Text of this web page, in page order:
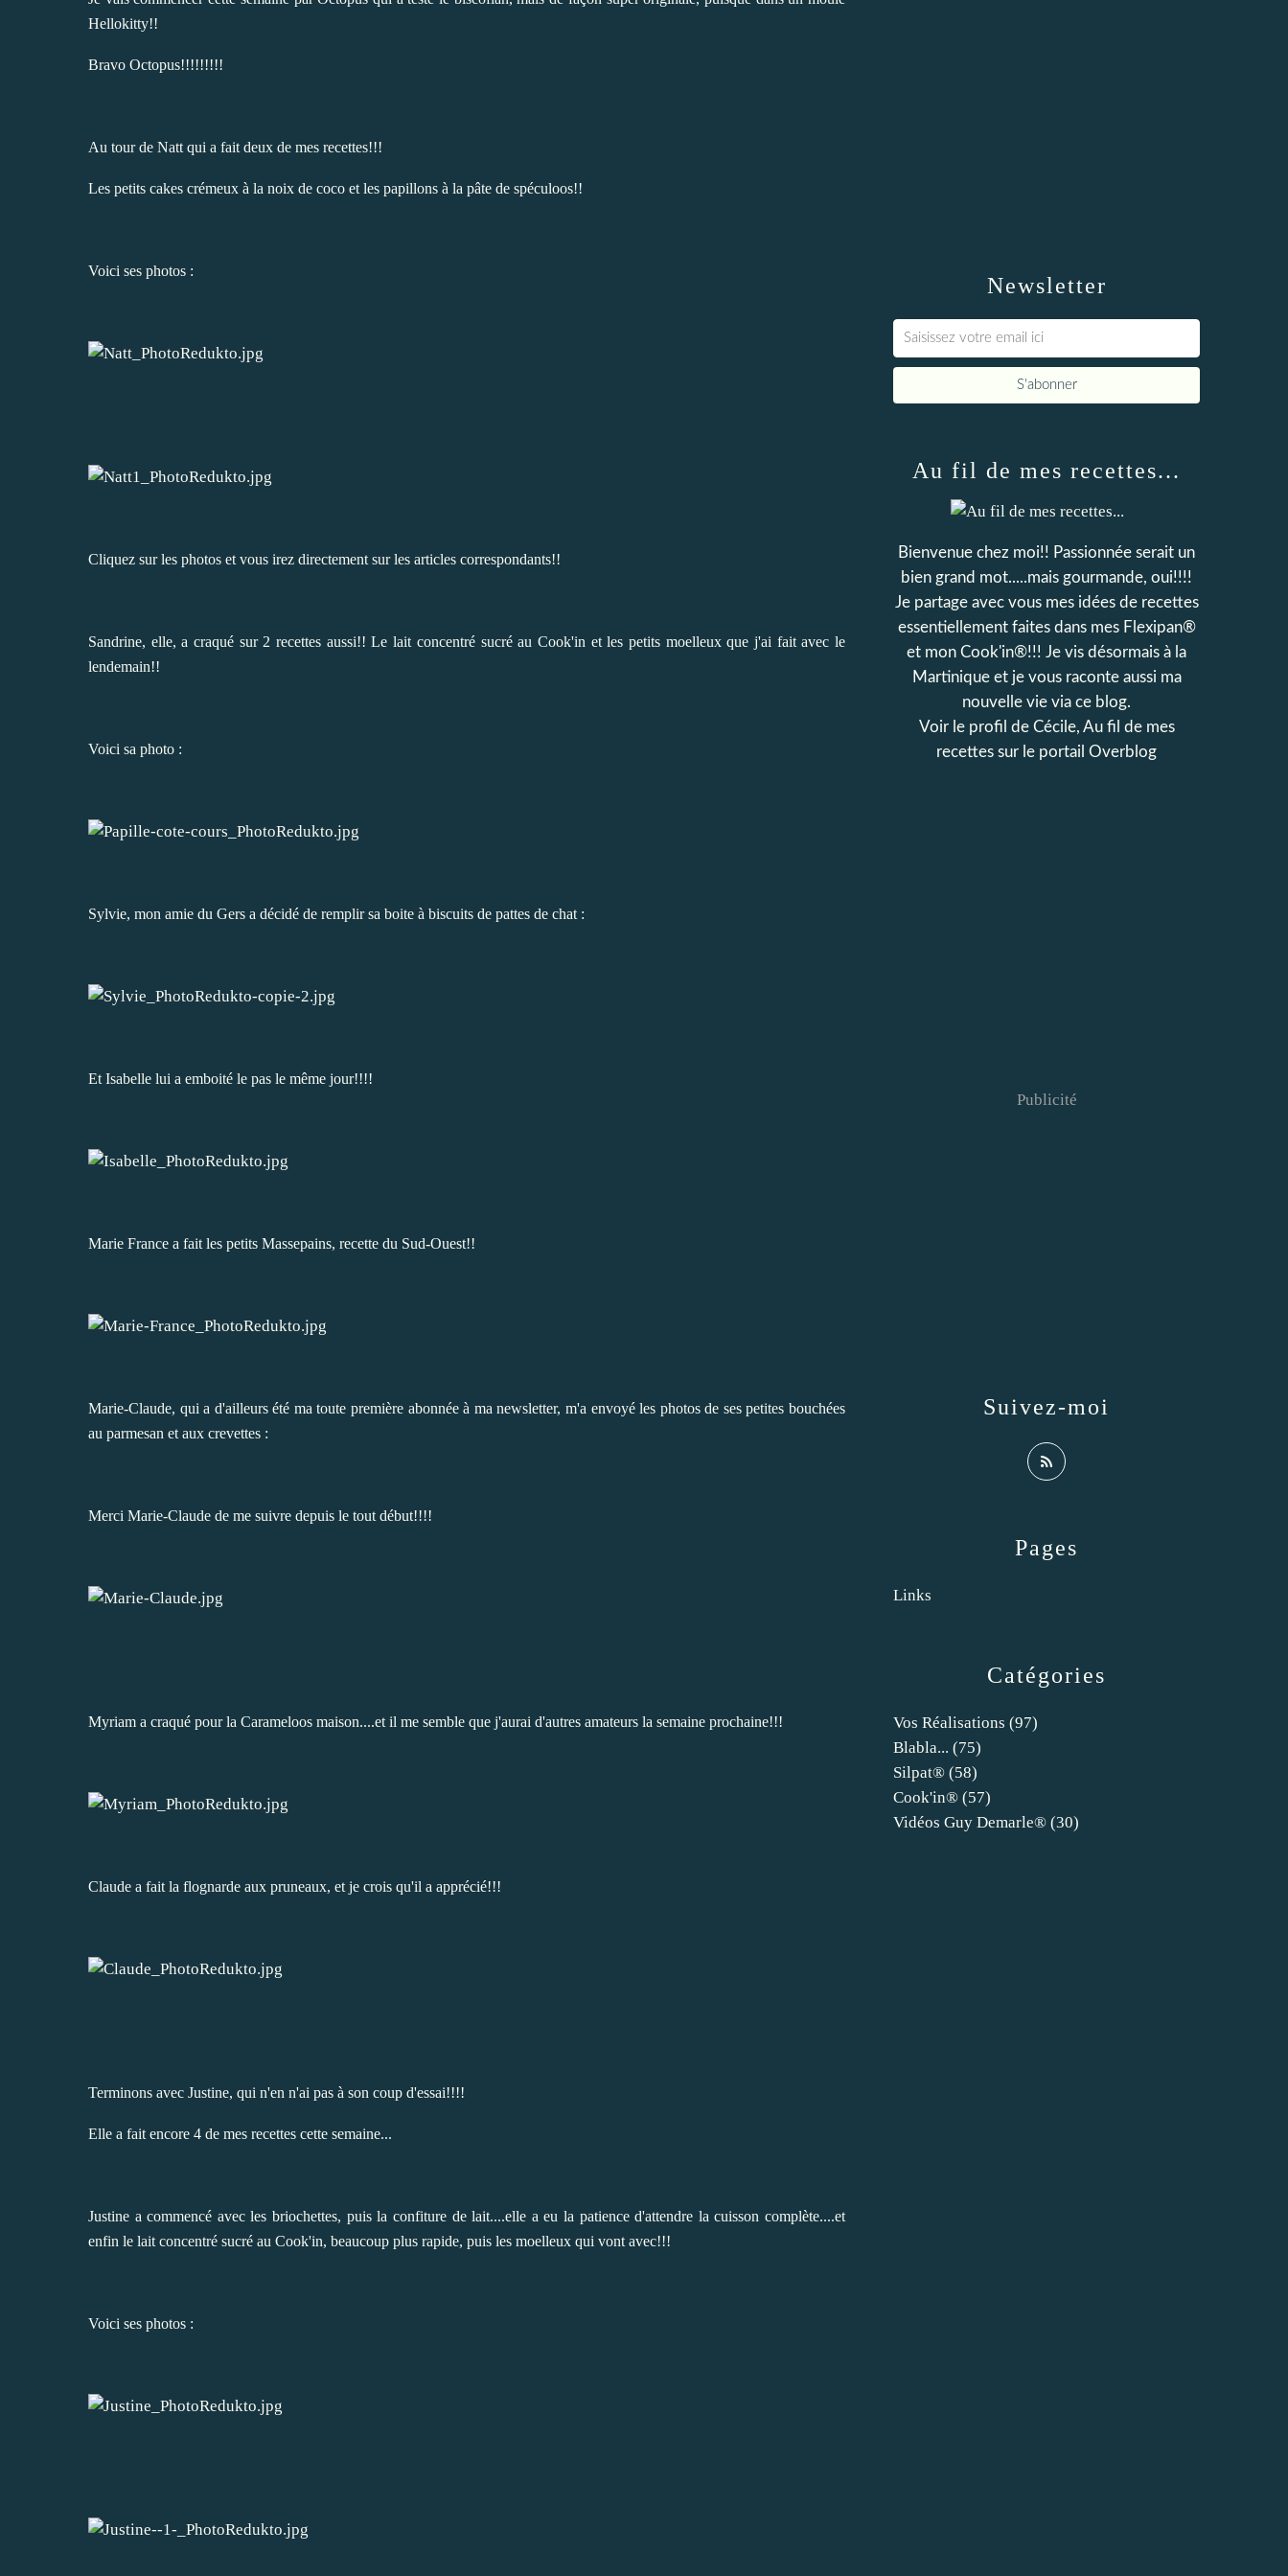
Hellokitty!!
Bravo Octopus!!!!!!!!!
Au tour de Natt qui a fait deux de mes recettes!!!
Les petits cakes crémeux à la noix de coco et les papillons à la pâte de spéculoos!!
Voici ses photos :
Cliquez sur les photos et vous irez directement sur les articles correspondants!!
Sandrine, elle, a craqué sur 2 recettes aussi!! Le lait concentré sucré au Cook'in et les petits moelleuxque j'ai fait avec le
lendemain!!
Voici sa photo :
Sylvie, mon amie du Gers a décidé de remplir sa boite à biscuits de pattes de chat :
Et Isabelle lui a emboité le pas le même jour!!!!
Marie France a fait les petits Massepains, recette du Sud-Ouest!!
Marie-Claude, qui a d'ailleurs été ma toute première abonnée à ma newsletter, m'a envoyé les photos de ses petites bouchées
au parmesan et aux crevettes :
Merci Marie-Claude de me suivre depuis le tout début!!!!
Myriam a craqué pour la Carameloos maison....et il me semble que j'aurai d'autres amateurs la semaine prochaine!!!
Claude a fait la flognarde aux pruneaux, et je crois qu'il a apprécié!!!
Terminons avec Justine, qui n'en n'ai pas à son coup d'essai!!!!
Elle a fait encore 4 de mes recettes cette semaine...
Justine a commencé avec lesbriochettes, puis la confiture de lait....elle a eu la patience d'attendre la cuisson complète....et
enfin le lait concentré sucré au Cook'in, beaucoup plus rapide, puis les moelleux qui vont avec!!!
Voici ses photos :
Newsletter
Catégories
Vos Réalisations (97)
Blabla... (75)
Silpat® (58)
Cook'in® (57)
Vidéos Guy Demarle® (30)
Pages
Links
Au fil de mes recettes...
Bienvenue chez moi!! Passionnée serait un
bien grand mot.....mais gourmande, oui!!!!
Je partage avec vous mes idées de recettes
essentiellement faites dans mes Flexipan®
et mon Cook'in®!!! Je vis désormais à la
Martinique et je vous raconte aussi ma
nouvelle vie via ce blog.
Voir le profil de Cécile, Au fil de mes
recettes sur le portail Overblog
Suivez-moi
Publicité